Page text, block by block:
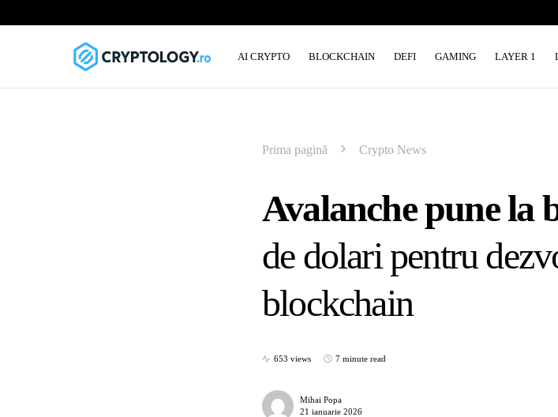
AI CRYPTO BLOCKCHAIN DEFI GAMING LAYER 1
Prima pagină Crypto News
Avalanche pune la
de dolari pentru
blockchain
653 views 7 minute read
Mihai Popa
21 ianuarie 2026